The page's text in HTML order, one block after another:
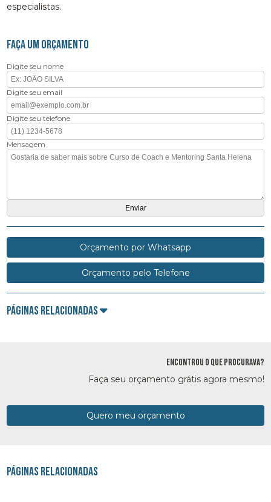
especialistas.
FAÇA UM ORÇAMENTO
Digite seu nome
Digite seu email
Digite seu telefone
Mensagem
Orçamento por Whatsapp
Orçamento pelo Telefone
Páginas Relacionadas
ENCONTROU O QUE PROCURAVA?
Faça seu orçamento grátis agora mesmo!
Quero meu orçamento
Páginas Relacionadas